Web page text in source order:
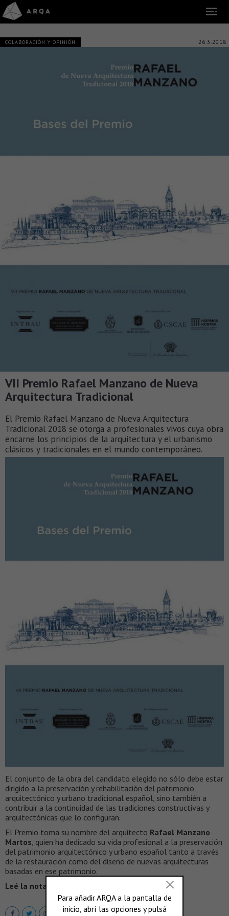
COLABORACIÓN Y OPINIÓN 26.3.2018
VII Premio Rafael Manzano de Nueva
Arquitectura Tradicional
El Premio Rafael Manzano de Nueva Arquitectura
Tradicional 2018 se otorga a profesionales vivos cuya obra
encarne los principios de la arquitectura y el urbanismo
clásicos y tradicionales en el mundo contemporáneo.
El conjunto de la obra del candidato elegido no sólo debe estar
dirigido a la preservación y rehabilitación del patrimonio
arquitectónico y urbano tradicional español, sino también a
contribuir a la continuidad de las tradiciones constructivas y
arquitectónicas que lo configuran.
El Premio toma su nombre del arquitecto Rafael Manzano
Martos, quien ha dedicado su vida profesional a la preservación
del patrimonio arquitectónico y urbano español tanto a través
de la restauración como del diseño de nuevas arquitecturas
basadas en ese patrimonio.
Leé la nota completa en >